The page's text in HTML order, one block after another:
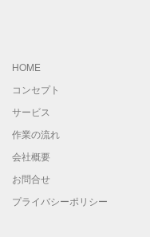
HOME
コンセプト
サービス
作業の流れ
会社概要
お問合せ
プライバシーポリシー